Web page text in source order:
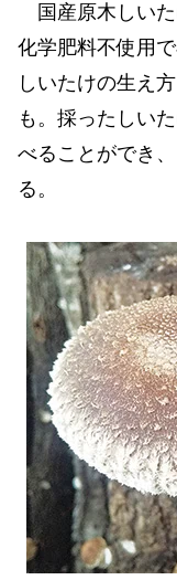
国産原木しいた
化学肥料不使用
しいたけの生え
も。採ったしい
べることができ
る。